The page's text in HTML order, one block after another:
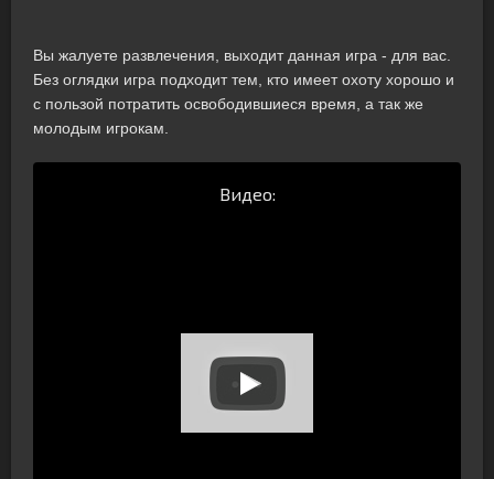
Вы жалуете развлечения, выходит данная игра - для вас.
Без оглядки игра подходит тем, кто имеет охоту хорошо и
с пользой потратить освободившиеся время, а так же
молодым игрокам.
Видео: